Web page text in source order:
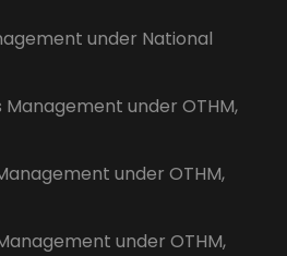
under National
Management under OTHM,
under OTHM,
under OTHM,